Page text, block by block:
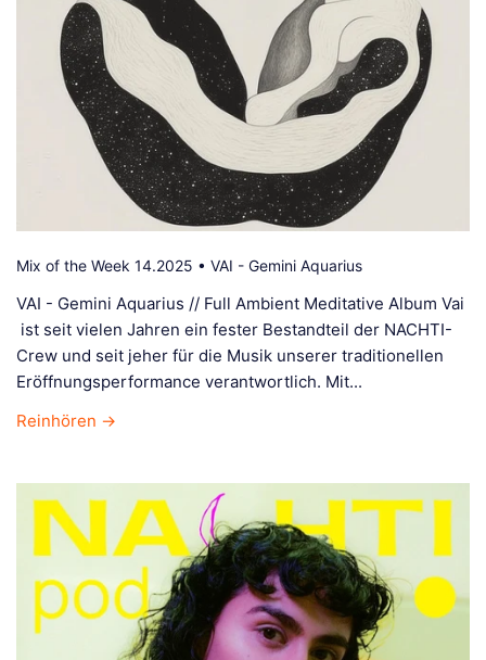
Mix of the Week 14.2025 • VAI - Gemini Aquarius
VAI - Gemini Aquarius // Full Ambient Meditative Album Vai
ist seit vielen Jahren ein fester Bestandteil der NACHTI-
Crew und seit jeher für die Musik unserer traditionellen
Eröffnungsperformance verantwortlich. Mit...
Reinhören →